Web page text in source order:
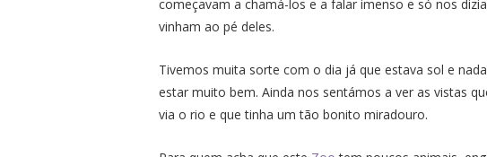
começavam a chamá-los e a falar imenso e só nos
vinham ao pé deles.
Tivemos muita sorte com o dia já que estava sol e
estar muito bem. Ainda nos sentámos a ver as vistas
via o rio e que tinha um tão bonito miradouro.